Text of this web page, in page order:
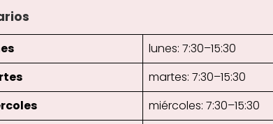
lunes: 7:30–15:30
martes: 7:30–15:30
miércoles: 7:30–15:30